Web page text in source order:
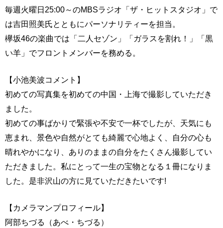
毎週火曜日25:00～のMBSラジオ「ザ・ヒットスタジオ」で
は吉田照美氏とともにパーソナリティーを担当。
欅坂46の楽曲では「二人セゾン」「ガラスを割れ！」「黒
い羊」でフロントメンバーを務める。
【小池美波コメント】
初めての写真集を初めての中国・上海で撮影していただき
ました。
初めての事ばかりで緊張や不安で一杯でしたが、天気にも
恵まれ、景色や自然がとても綺麗で心地よく、自分の心も
晴れやかになり、ありのままの自分をたくさん撮影してい
ただきました。私にとって一生の宝物となる１冊になりま
した。是非沢山の方に見ていただきたいです!
【カメラマンプロフィール】
阿部ちづる（あべ・ちづる）